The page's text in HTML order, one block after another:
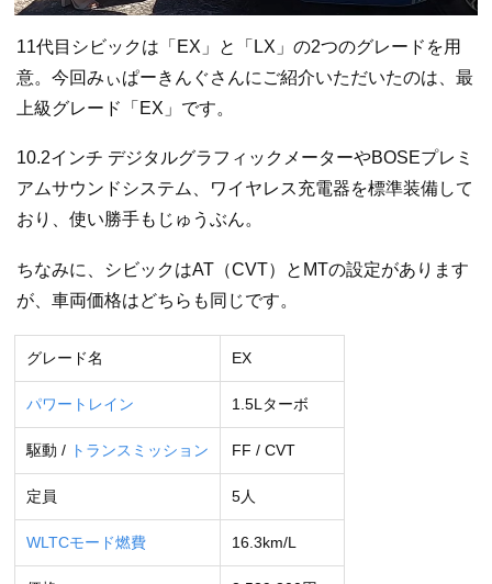
11代目シビックは「EX」と「LX」の2つのグレードを用
意。今回みぃぱーきんぐさんにご紹介いただいたのは、最
上級グレード「EX」です。
10.2インチ デジタルグラフィックメーターやBOSEプレミ
アムサウンドシステム、ワイヤレス充電器を標準装備して
おり、使い勝手もじゅうぶん。
ちなみに、シビックはAT（CVT）とMTの設定があります
が、車両価格はどちらも同じです。
グレード名 EX
パワートレイン 1.5Lターボ
駆動 / トランスミッション FF / CVT
定員 5人
WLTCモード燃費 16.3km/L